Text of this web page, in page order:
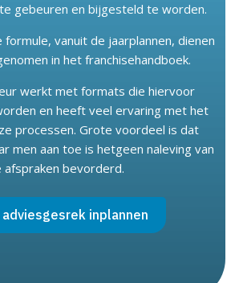
gebeuren en bijgesteld te worden.
formule, vanuit de jaarplannen, dienen
in het franchisehandboek.
werkt met formats die hiervoor
en heeft veel ervaring met het
processen. Grote voordeel is dat
men aan toe is hetgeen naleving van
afspraken bevorderd.
adviesgesrek inplannen